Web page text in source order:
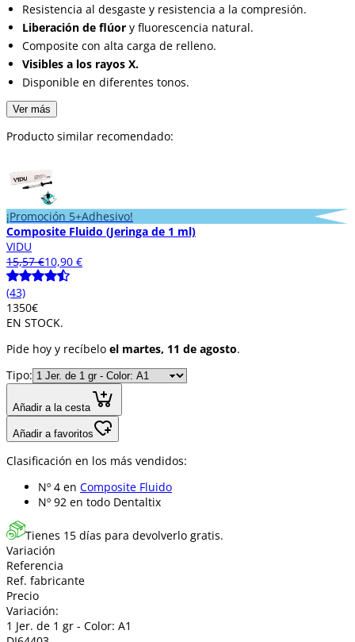
Resistencia al desgaste y resistencia a la compresión.
Liberación de flúor y fluorescencia natural.
Composite con alta carga de relleno.
Visibles a los rayos X.
Disponible en diferentes tonos.
Ver más
Producto similar recomendado:
¡Promoción 5+Adhesivo!
Composite Fluido (Jeringa de 1 ml)
VIDU
15,57 €10,90 €
(43)
1350€
EN STOCK.
Pide hoy y recíbelo el martes, 11 de agosto.
Tipo:
Añadir a la cesta
Añadir a favoritos
Clasificación en los más vendidos:
Nº 4 en Composite Fluido
Nº 92 en todo Dentaltix
Tienes 15 días para devolverlo gratis.
Variación
Referencia
Ref. fabricante
Precio
Variación:
1 Jer. de 1 gr - Color: A1